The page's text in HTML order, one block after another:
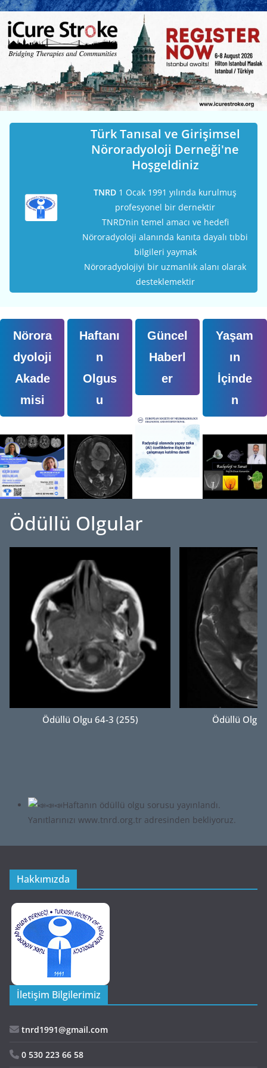
Türk Tanısal ve Girişimsel
Nöroradyoloji Derneği'ne
Hoşgeldiniz
TNRD 1 Ocak 1991 yılında kurulmuş
profesyonel bir dernektir
TNRD’nin temel amacı ve hedefi
Nöroradyoloji alanında kanıta dayalı tıbbi
bilgileri yaymak
Nöroradyolojiyi bir uzmanlık alanı olarak
desteklemektir
Nörora
dyoloji
Akade
misi
Haftanı
n
Olgus
u
Güncel
Haberl
er
Yaşam
ın
İçinde
n
Ödüllü Olgular
Ödüllü Olgu 64-3 (255) Ödüllü Olgu
Hakkımızda
İletişim Bilgilerimiz
tnrd1991@gmail.com
0 530 223 66 58